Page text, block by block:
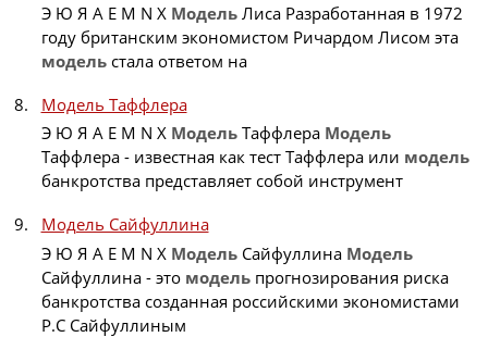
Э Ю Я A E M N X МодельЛиса Разработанная в 1972
году британским экономистом Ричардом Лисом эта
модельстала ответом на
Модель Таффлера
Э Ю Я A E M N X МодельТаффлера Модель
Таффлера - известная как тест Таффлера или модель
банкротства представляет собой инструмент
Модель Сайфуллина
Э Ю Я A E M N X МодельСайфуллина Модель
Сайфуллина - это модельпрогнозирования риска
банкротства созданная российскими экономистами
Р.С Сайфуллиным